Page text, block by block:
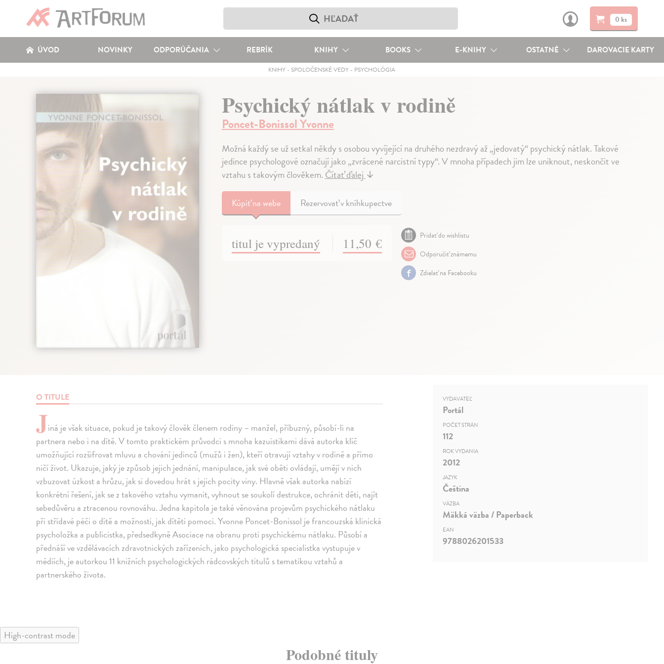
0 ks
ÚVOD NOVINKY ODPORÚČANIA REBRÍK KNIHY BOOKS E-KNIHY OSTATNÉ DAROVACIE KARTY
KNIHY - SPOLOČENSKÉ VEDY - PSYCHOLÓGIA
Psychický nátlak v rodině
Poncet-Bonissol Yvonne
Možná každý se už setkal někdy s osobou vyvíjející na druhého nezdravý až „jedovatý“ psychický nátlak. Takové
jedince psychologové označují jako „zvrácené narcistní typy“. V mnoha případech jim lze uniknout, neskončit ve
vztahu s takovým člověkem.Čítať ďalej↓
Kúpiťna webe Rezervovať v kníhkupectve
titul je vypredaný 11,50 €
Pridať do wishlistu
Odporučiť známemu
Zdielať na Facebooku
O TITULE
Jiná je však situace, pokud je takový člověk členem rodiny – manžel, příbuzný, působí-li na
partnera nebo i na dítě. V tomto praktickém průvodci s mnoha kazuistikami dává autorka klíč
umožňující rozšifrovat mluvu a chování jedinců (mužů i žen), kteří otravují vztahy v rodině a přímo
ničí život. Ukazuje, jaký je způsob jejich jednání, manipulace, jak své oběti ovládají, umějí v nich
vzbuzovat úzkost a hrůzu, jak si dovedou hrát s jejich pocity viny. Hlavně však autorka nabízí
konkrétní řešení, jak se z takového vztahu vymanit, vyhnout se soukolí destrukce, ochránit děti, najít
sebedůvěru a ztracenou rovnováhu. Jedna kapitola je také věnována projevům psychického nátlaku
při střídavé péči o dítě a možnosti, jak dítěti pomoci. Yvonne Poncet-Bonissol je francouzská klinická
psycholožka a publicistka, předsedkyně Asociace na obranu proti psychickému nátlaku. Působí a
přednáší ve vzdělávacích zdravotnických zařízeních, jako psychologická specialistka vystupuje v
médiích, je autorkou 11 knižních psychologických rádcovských titulů s tematikou vztahů a
partnerského života.
VYDAVATEĽ
Portál
POČET STRÁN
112
ROK VYDANIA
2012
JAZYK
Čeština
VÄZBA
Mäkká väzba / Paperback
EAN
9788026201533
High-contrast mode
Podobné tituly